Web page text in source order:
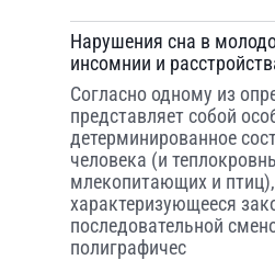
Нарушения сна в
инсомнии и
Согласно одному из
представляет собой
детерминированное
человека (и
млекопитающих и птиц),
характеризующееся
последовательной
полиграфичес